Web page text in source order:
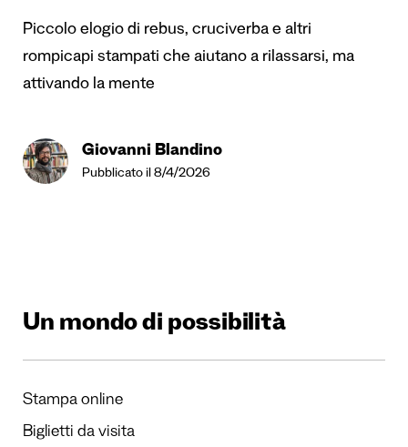
Piccolo elogio di rebus, cruciverba e altri
rompicapi stampati che aiutano a rilassarsi, ma
attivando la mente
Giovanni Blandino
Pubblicato il 8/4/2026
Un mondo di possibilità
Stampa online
Biglietti da visita